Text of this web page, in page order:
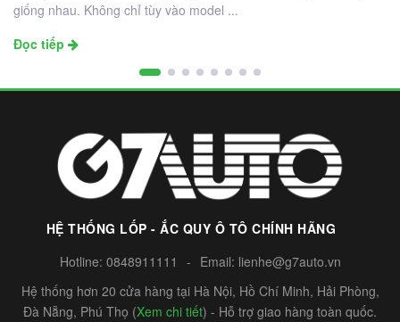
giống nhau. Không chỉ tùy vào model ...
Đọc tiếp
HỆ THỐNG LỐP - ẮC QUY Ô TÔ CHÍNH HÃNG
Hotline: 0848911111 - Email: lienhe@g7auto.vn
Hệ thống hơn 20 cửa hàng tại Hà Nội, Hồ Chí Minh, Hải Phòng,
Đà Nẵng, Phú Thọ (Xem chi tiết) - Hỗ trợ giao hàng toàn quốc.